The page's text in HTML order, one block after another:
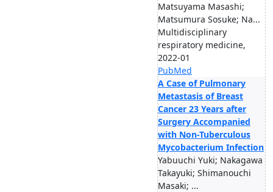
Matsuyama Masashi;
Matsumura Sosuke; Na...
Multidisciplinary
respiratory medicine,
2022-01
PubMed
A Case of Pulmonary
Metastasis of Breast
Cancer 23 Years after
Surgery Accompanied
with Non-Tuberculous
Mycobacterium Infection
Yabuuchi Yuki; Nakagawa
Takayuki; Shimanouchi
Masaki; ...